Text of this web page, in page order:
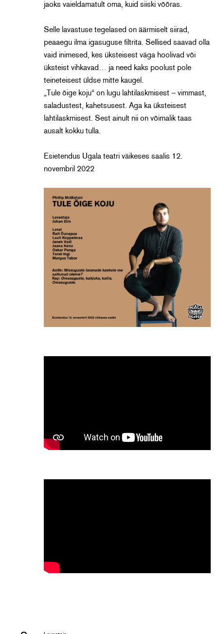
jaoksvaieldamatult oma, kuid siiski võõras.
Selle lavastuse tegelased on äärmiselt siirad,
peaaegu ilma igasuguse filtrita. Sellised saavad olla
vaid inimesed, kes üksteisest väga hoolivad või
üksteist vihkavad… ja need kaks poolust pole
teineteisest üldsemittekaugel.
„Tule õige koju“ on lugu lahtilaskmisest– vimmast,
saladustest, kahetsusest. Aga ka üksteisest
lahtilaskmisest. Sest ainult nii on võimalik taas
ausalt kokku tulla.
Esietendus Ugala teatri väikeses saalis 12.
novembril 2022